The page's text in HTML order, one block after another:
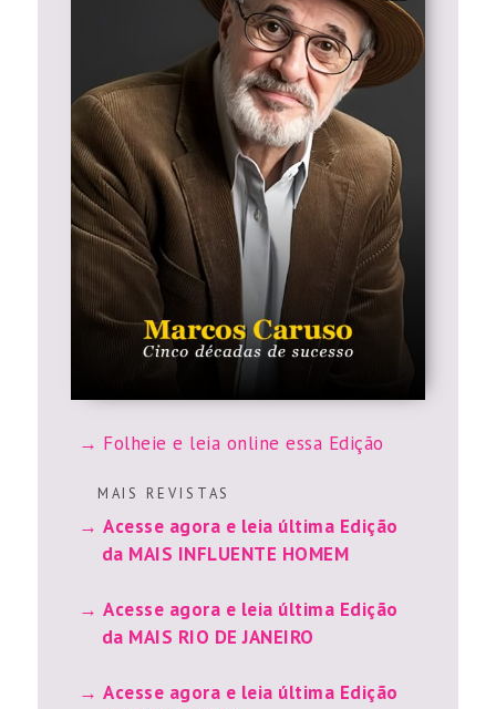
Folheie e leia online essa Edição
M A I S R E V I S T A S
Acesse agora e leia última Edição
da MAIS INFLUENTE HOMEM
Acesse agora e leia última Edição
da MAIS RIO DE JANEIRO
Acesse agora e leia última Edição